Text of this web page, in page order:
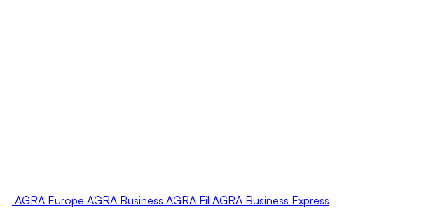
AGRA Europe AGRA Business AGRA Fil AGRA Business Express